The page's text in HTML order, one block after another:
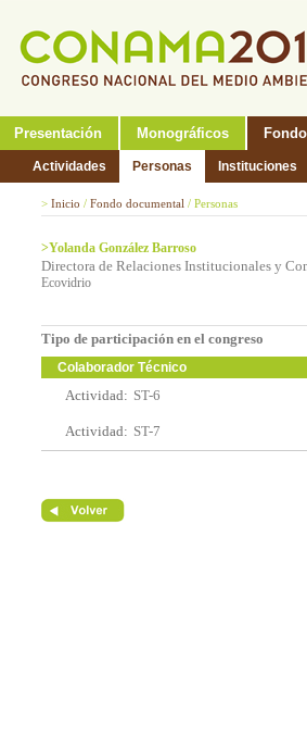
Presentación Monográficos
Actividades Personas Instituciones
> Inicio / Fondo documental / Personas
>Yolanda González Barroso
Directora de Relaciones Institucionales y
Ecovidrio
Tipo de participación en el congreso
Colaborador Técnico
Actividad: ST-6
Actividad: ST-7